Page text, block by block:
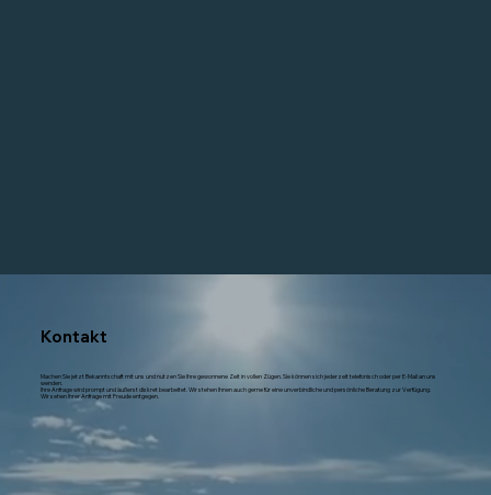
Kontakt
Machen Sie jetzt Bekanntschaft mit uns und nutzen Sie Ihre gewonnene Zeit in vollen Zügen. Sie können sich jederzeit telefonisch oder per E-Mail an uns
wenden.
Ihre Anfrage wird prompt und äußerst diskret bearbeitet. Wir stehen Ihnen auch gerne für eine unverbindliche und persönliche Beratung zur Verfügung.
Wir sehen Ihrer Anfrage mit Freude entgegen.